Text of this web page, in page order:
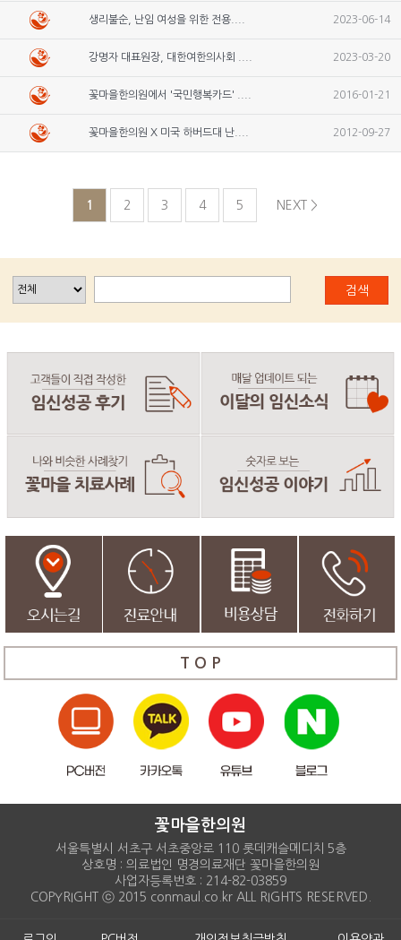
생리불순, 난임 여성을 위한 전용.... 2023-06-14
강명자 대표원장, 대한여한의사회 .... 2023-03-20
꽃마을한의원에서 '국민행복카드' .... 2016-01-21
꽃마을한의원 X 미국 하버드대 난.... 2012-09-27
1 2 3 4 5 NEXT >
검색
T O P
꽃마을한의원
서울특별시 서초구 서초중앙로 110 롯데캐슬메디치 5층
상호명 : 의료법인 명경의료재단 꽃마을한의원
사업자등록번호 : 214-82-03859
COPYRIGHT ⓒ 2015 conmaul.co.kr ALL RIGHTS RESERVED.